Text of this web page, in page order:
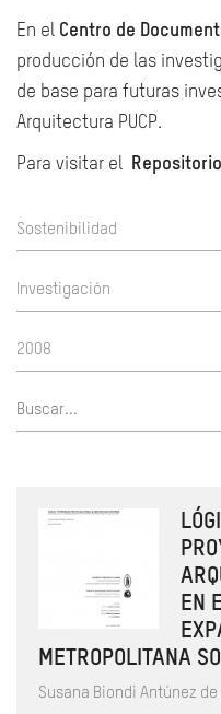
En el Centro de
producción de las
de base para futuras
Arquitectura PUCP.
Para visitar el Repositorio
Sostenibilidad
Investigación
2008
EN
METROPOLITANA
Susana Biondi Antúnez de